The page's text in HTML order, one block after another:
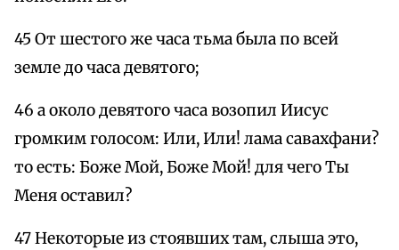
45 От шестого же часа тьма была по всей
земле до часа девятого;
46 а около девятого часа возопил Иисус
громким голосом: Или, Или! лама савахфани?
то есть: Боже Мой, Боже Мой! для чего Ты
Меня оставил?
47 Некоторые из стоявших там, слыша это,